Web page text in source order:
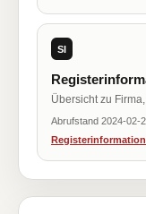
SI
Übersicht zu
Abrufstand 2024-02-